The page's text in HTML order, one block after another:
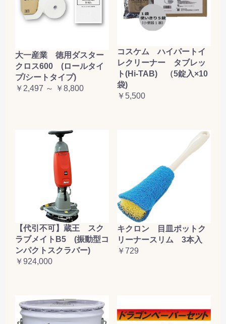
大一産業 徳用ダスター
クロス600 (ロールタイ
プ/シートタイプ)
￥2,497 ～ ￥8,800
コスケム ハイパートイ
レクリーナー タブレッ
ト(Hi-TAB) （5錠入×10
袋)
￥5,500
【代引不可】蔵王 スク
ラブメイトB5 (振動型コ
ンパクトスクラバー)
￥924,000
キクロン 目皿ポットク
リーナースリム 3本入
￥729